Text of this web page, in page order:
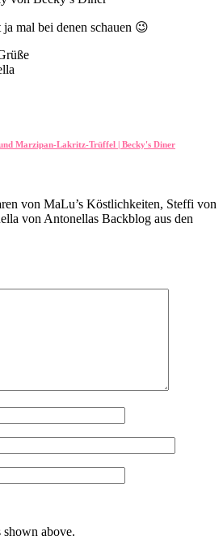
ja mal bei denen schauen 😉
Marzipan-Lakritz-Trüffel | Becky's Diner
von MaLu’s Köstlichkeiten, Steffi von
von Antonellas Backblog aus den
shown above.